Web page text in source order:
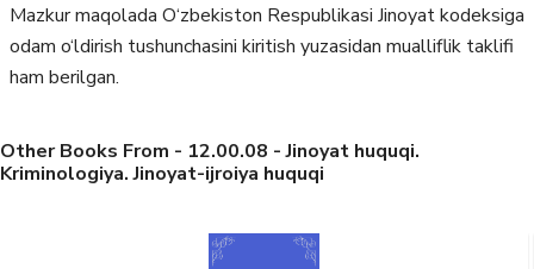
Mazkur maqolada O‘zbekiston Respublikasi Jinoyat kodeksiga
odam o‘ldirish tushunchasini kiritish yuzasidan mualliflik taklifi
ham berilgan.
Other Books From - 12.00.08 - Jinoyat huquqi.
Kriminologiya. Jinoyat-ijroiya huquqi